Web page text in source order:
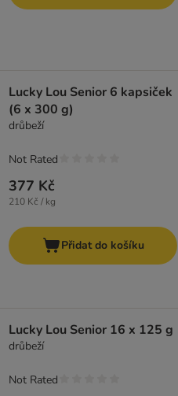
Lucky Lou Senior 6 kapsiček
(6 x 300 g)
drůbeží
377 Kč
210 Kč / kg
Not Rated
Přidat do košíku
Lucky Lou Senior 16 x 125 g
drůbeží
Not Rated